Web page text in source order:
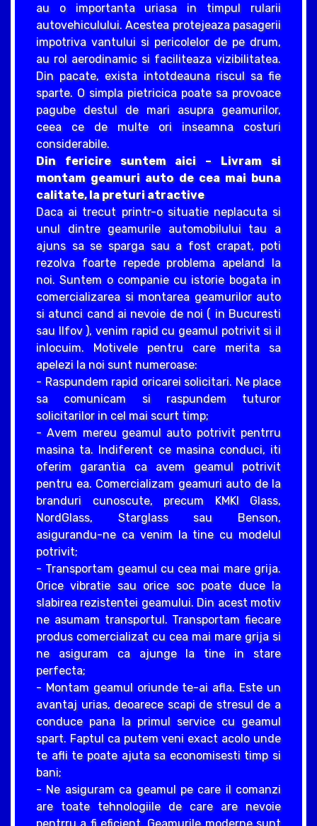
au o importanta uriasa in timpul rularii
autovehiculului. Acestea protejeaza pasagerii
impotriva vantului si pericolelor de pe drum,
au rol aerodinamic si faciliteaza vizibilitatea.
Din pacate, exista intotdeauna riscul sa fie
sparte. O simpla pietricica poate sa provoace
pagube destul de mari asupra geamurilor,
ceea ce de multe ori inseamna costuri
considerabile.
Din fericire suntem aici – Livram si
montam geamuri auto de cea mai buna
calitate, la preturi atractive
Daca ai trecut printr-o situatie neplacuta si
unul dintre geamurile automobilului tau a
ajuns sa se sparga sau a fost crapat, poti
rezolva foarte repede problema apeland la
noi. Suntem o companie cu istorie bogata in
comercializarea si montarea geamurilor auto
si atunci cand ai nevoie de noi ( in Bucuresti
sau Ilfov ), venim rapid cu geamul potrivit si il
inlocuim. Motivele pentru care merita sa
apelezi la noi sunt numeroase:
- Raspundem rapid oricarei solicitari. Ne place
sa comunicam si raspundem tuturor
solicitarilor in cel mai scurt timp;
- Avem mereu geamul auto potrivit pentrru
masina ta. Indiferent ce masina conduci, iti
oferim garantia ca avem geamul potrivit
pentru ea. Comercializam geamuri auto de la
branduri cunoscute, precum KMKI Glass,
NordGlass, Starglass sau Benson,
asigurandu-ne ca venim la tine cu modelul
potrivit;
- Transportam geamul cu cea mai mare grija.
Orice vibratie sau orice soc poate duce la
slabirea rezistentei geamului. Din acest motiv
ne asumam transportul. Transportam fiecare
produs comercializat cu cea mai mare grija si
ne asiguram ca ajunge la tine in stare
perfecta;
- Montam geamul oriunde te-ai afla. Este un
avantaj urias, deoarece scapi de stresul de a
conduce pana la primul service cu geamul
spart. Faptul ca putem veni exact acolo unde
te afli te poate ajuta sa economisesti timp si
bani;
- Ne asiguram ca geamul pe care il comanzi
are toate tehnologiile de care are nevoie